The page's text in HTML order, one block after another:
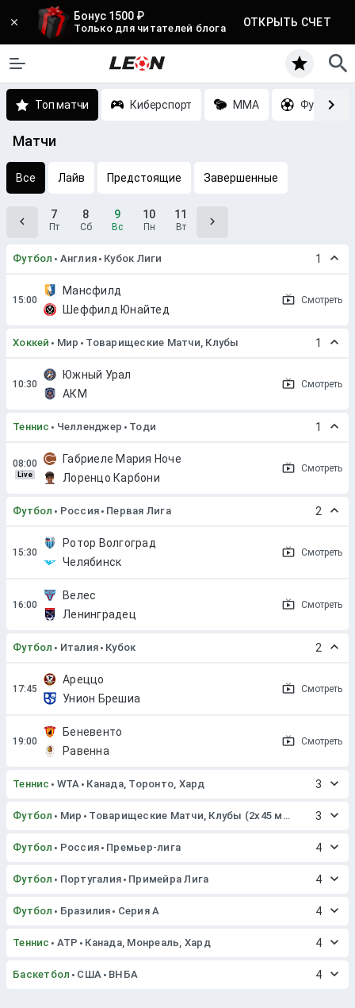
Бонус 1500 ₽
Только для читателей блога ОТКРЫТЬ СЧЕТ
Топ матчи Киберспорт MMA Футбол
Матчи
Все Лайв Предстоящие Завершенные
7
Пт
8
Сб
9
Вс
10
Пн
11
Вт
Футбол Англия Кубок Лиги 1
Мансфилд
Шеффилд Юнайтед
Смотреть
Хоккей Мир Товарищеские Матчи, Клубы 1
Южный Урал
АКМ
Смотреть
Теннис Челленджер Тоди 1
Live
Габриеле Мария Ноче
Лоренцо Карбони
Смотреть
Футбол Россия Первая Лига 2
Ротор Волгоград
Челябинск
Смотреть
Велес
Ленинградец
Смотреть
Футбол Италия Кубок 2
Ареццо
Унион Брешиа
Смотреть
Беневенто
Равенна
Смотреть
Теннис WTA Канада, Торонто, Хард 3
Футбол Мир Товарищеские Матчи, Клубы (2x45 мин. или 2x40 мин.) 3
Футбол Россия Премьер-лига 4
Футбол Португалия Примейра Лига 4
Футбол Бразилия Серия A 4
Теннис ATP Канада, Монреаль, Хард 4
Баскетбол США ВНБА 4